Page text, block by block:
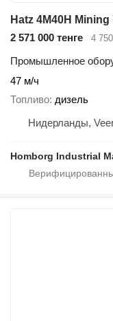
Hatz 4M40H
2 571 000 тенге
4
Промышленное
47 м/ч
Топливо дизель
Нидерланды,
Homborg Industrial